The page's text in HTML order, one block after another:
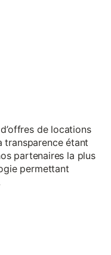
de locations
transparence étant
partenaires la plus
permettant